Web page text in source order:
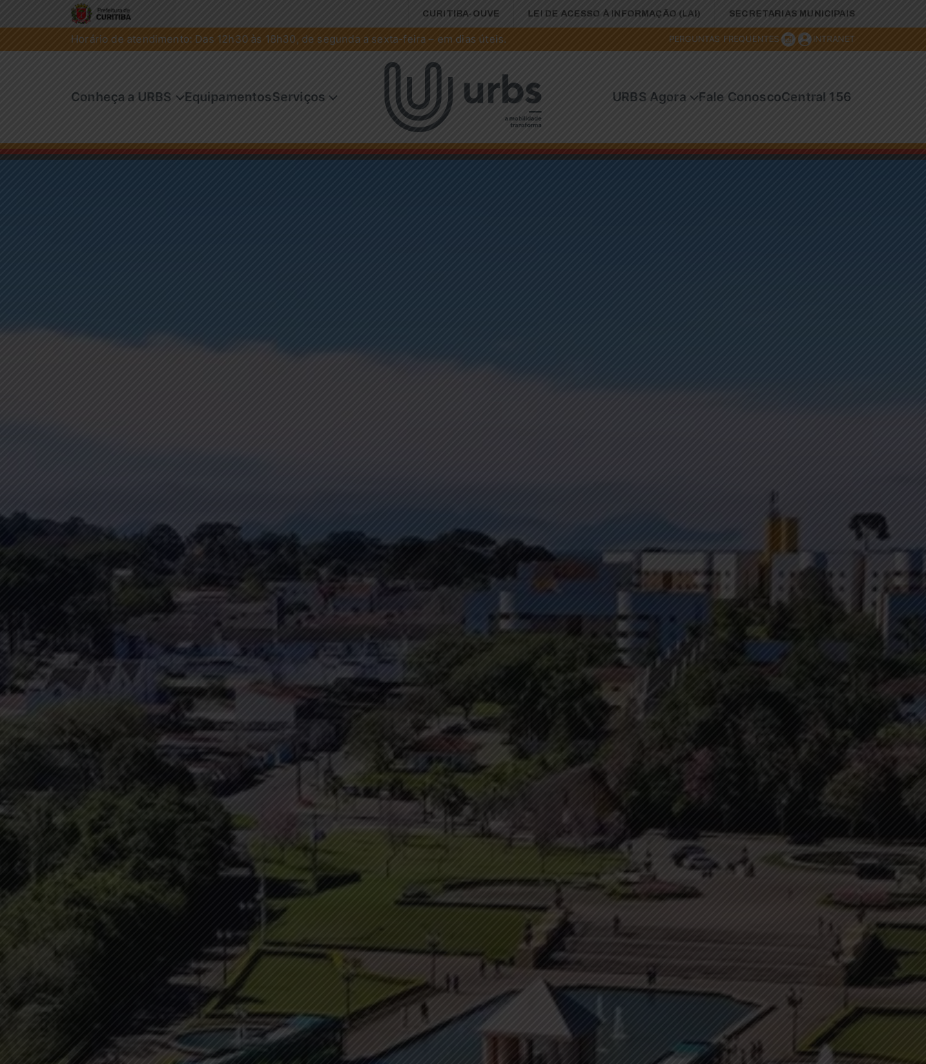
CURITIBA-OUVE LEI DE ACESSO À INFORMAÇÃO (LAI) SECRETARIAS MUNICIPAIS
Horário de atendimento: Das 12h30 às 18h30, de segunda a sexta-feira – em dias úteis. PERGUNTAS FREQUENTES INTRANET
Conheça a URBS EquipamentosServiços URBS Agora Fale ConoscoCentral 156